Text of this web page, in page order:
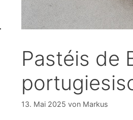
Pastéis de
13. Mai 2025 von Markus